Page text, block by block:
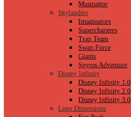
Musmattor
Skylanders
Imaginators
Superchargers
Trap Team
Swap Force
Giants
Spyros Adventure
Disney Infinity
Disney Infinity 1.0
Disney Infinity 2.0
Disney Infinity 3.0
Lego Dimensions